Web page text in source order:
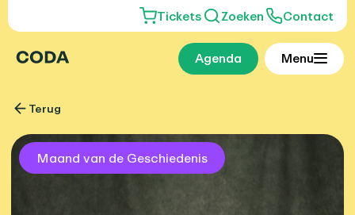
Tickets Zoeken Contact
Agenda Menu
Terug
Maand van de Geschiedenis